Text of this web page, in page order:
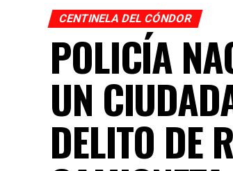
CENTINELA DEL CÓNDOR
POLICÍA
UN
DELITO DE